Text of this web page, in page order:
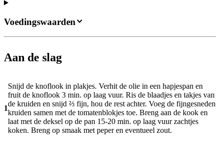
Aan de slag
1
Snijd de knoflook in plakjes. Verhit de olie in een hapjespan en
fruit de knoflook 3 min. op laag vuur. Ris de blaadjes en takjes van
de kruiden en snijd ⅔ fijn, hou de rest achter. Voeg de fijngesneden
kruiden samen met de tomatenblokjes toe. Breng aan de kook en
laat met de deksel op de pan 15-20 min. op laag vuur zachtjes
koken. Breng op smaak met peper en eventueel zout.
Voedingswaarden